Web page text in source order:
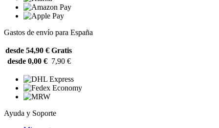
Gastos de envío para España
desde 54,90 € Gratis
desde 0,00 € 7,90 €
Ayuda y Soporte